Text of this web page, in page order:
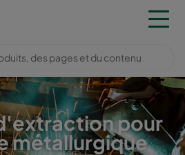
pour
métallurgique